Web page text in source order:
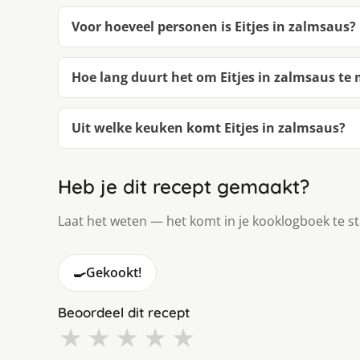
Voor hoeveel personen is Eitjes in zalmsaus?
Hoe lang duurt het om Eitjes in zalmsaus te
Uit welke keuken komt Eitjes in zalmsaus?
Heb je dit recept gemaakt?
Laat het weten — het komt in je kooklogboek te
🍳Gekookt!
Beoordeel dit recept
★ ★ ★ ★ ★